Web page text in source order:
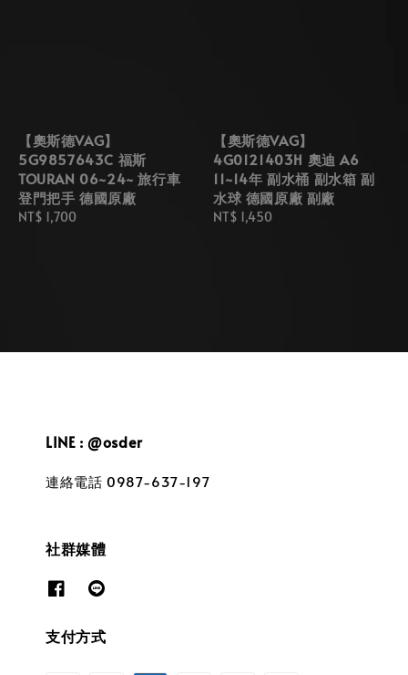
【奧斯德VAG】
5G9857643C 福斯
TOURAN 06~24~ 旅行車
登門把手 德國原廠
Regular
NT$ 1,700
【奧斯德VAG】
4G0121403H 奧迪 A6
11~14年 副水桶 副水箱 副
水球 德國原廠 副廠
Regular
NT$ 1,450
LINE : @osder
連絡電話 0987-637-197
社群媒體
支付方式